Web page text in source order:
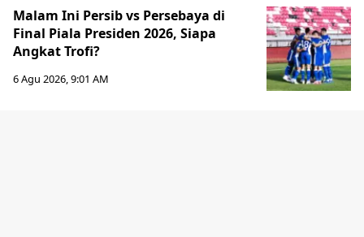
Malam Ini Persib vs Persebaya di
Final Piala Presiden 2026, Siapa
Angkat Trofi?
6 Agu 2026, 9:01 AM